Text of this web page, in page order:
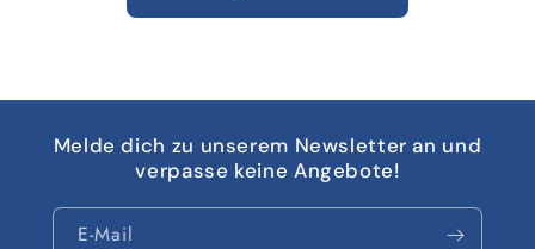
Melde dich zu unserem Newsletter an und
verpasse keine Angebote!
E-Mail